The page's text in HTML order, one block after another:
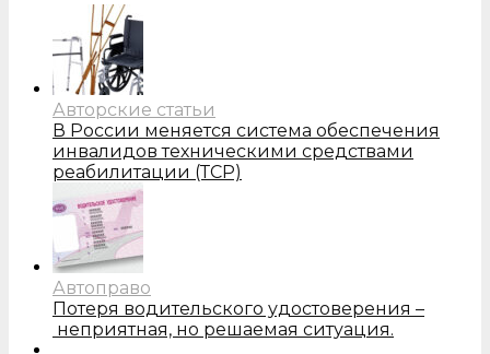
Авторские статьи
В России меняется система обеспечения
инвалидов техническими средствами
реабилитации (ТСР)
Автоправо
Потеря водительского удостоверения –
неприятная, но решаемая ситуация.